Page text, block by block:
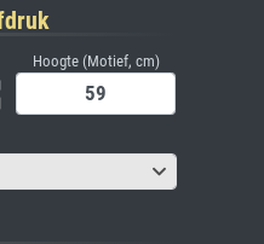
Hoogte (Motief, cm)